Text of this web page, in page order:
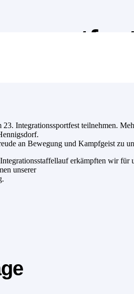
Integrationssportfest teilnehmen.
an Bewegung und Kampfgeist zu
erkämpften wir für
unserer